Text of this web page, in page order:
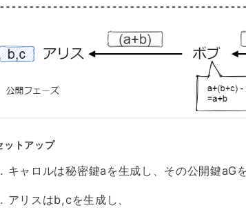
ットアップ
キャロルは秘密鍵aを生成し、その公開鍵aG
アリスはb,cを生成し、